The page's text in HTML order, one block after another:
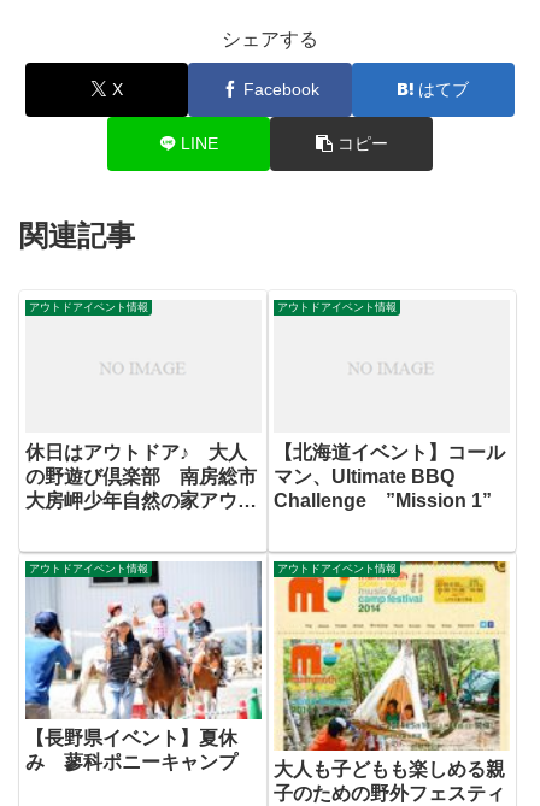
シェアする
X Facebook はてブ
LINE コピー
関連記事
アウトドアイベント情報
休日はアウトドア♪ 大人
の野遊び倶楽部 南房総市
大房岬少年自然の家アウト
アウトドアイベント情報
【北海道イベント】コール
マン、Ultimate BBQ
Challenge ”Mission 1”
アウトドアイベント情報
【長野県イベント】夏休
み 蓼科ポニーキャンプ
アウトドアイベント情報
大人も子どもも楽しめる親
子のための野外フェスティ